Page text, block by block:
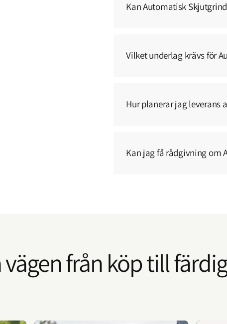
Kan Automatisk
Vilket underlag krävs för
Hur planerar jag leverans
Kan jag få rådgivning om
från köp till färdig